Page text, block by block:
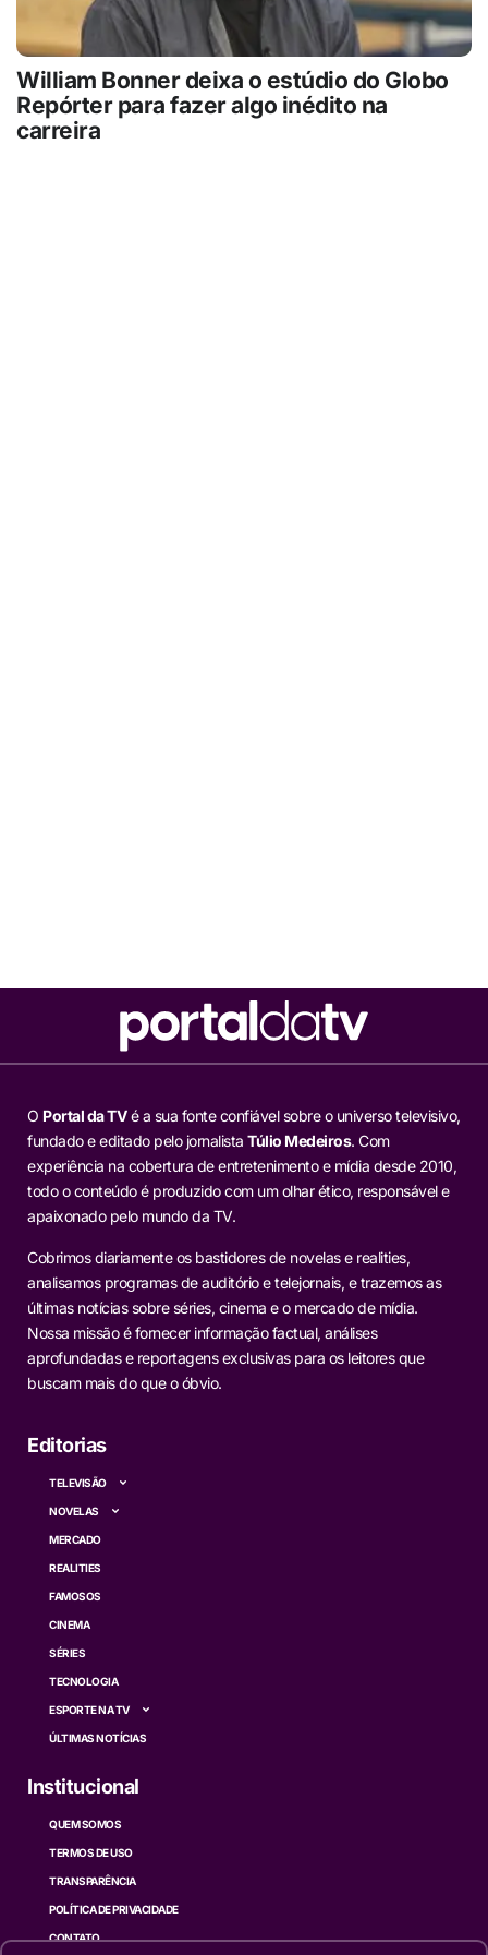
William Bonner deixa o estúdio do Globo
Repórter para fazer algo inédito na
carreira
O Portal da TVé a sua fonte confiável sobre o universo televisivo,
fundado e editado pelo jornalista Túlio Medeiros. Com
experiência na cobertura de entretenimento e mídia desde 2010,
todo o conteúdo é produzido com um olhar ético, responsável e
apaixonado pelo mundo da TV.
Cobrimos diariamente os bastidores de novelas e realities,
analisamos programas de auditório e telejornais, e trazemos as
últimas notícias sobre séries, cinema e o mercado de mídia.
Nossa missão é fornecer informação factual, análises
aprofundadas e reportagens exclusivas para os leitores que
buscam mais do que o óbvio.
Editorias
TELEVISÃO
NOVELAS
MERCADO
REALITIES
FAMOSOS
CINEMA
SÉRIES
TECNOLOGIA
ESPORTE NA TV
ÚLTIMAS NOTÍCIAS
Institucional
QUEM SOMOS
TERMOS DE USO
TRANSPARÊNCIA
POLÍTICA DE PRIVACIDADE
CONTATO